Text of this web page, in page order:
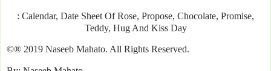
: Calendar, Date Sheet Of Rose, Propose, Chocolate, Promise,
Teddy, Hug And Kiss Day
©® 2019 Naseeb Mahato. All Rights Reserved.